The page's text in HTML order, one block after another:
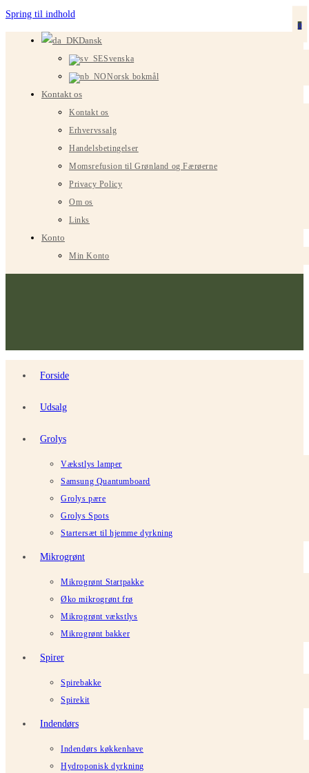
Spring til indhold
Dansk
Svenska
Norsk bokmål
Kontakt os
Kontakt os
Erhvervssalg
Handelsbetingelser
Momsrefusion til Grønland og Færøerne
Privacy Policy
Om os
Links
Konto
Min Konto
Forside
Udsalg
Grolys
Vækstlys lamper
Samsung Quantumboard
Grolys pære
Grolys Spots
Startersæt til hjemme dyrkning
Mikrogrønt
Mikrogrønt Startpakke
Øko mikrogrønt frø
Mikrogrønt vækstlys
Mikrogrønt bakker
Spirer
Spirebakke
Spirekit
Indendørs
Indendørs køkkenhave
Hydroponisk dyrkning
0